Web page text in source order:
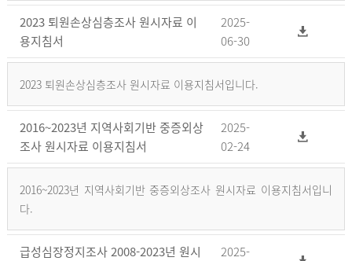
2023 퇴원손상심층조사 원시자료 이
용지침서
2025-
06-30
2023 퇴원손상심층조사 원시자료 이용지침서입니다.
2016~2023년 지역사회기반 중증외상
조사 원시자료 이용지침서
2025-
02-24
2016~2023년 지역사회기반 중증외상조사 원시자료 이용지침서입니
다.
급성심장정지조사 2008-2023년 원시
2025-